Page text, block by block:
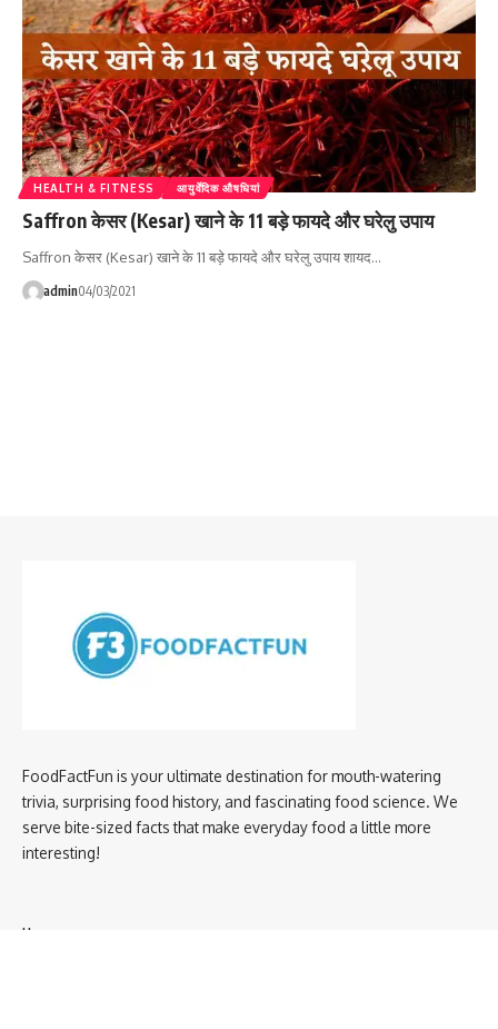
HEALTH & FITNESS आयुर्वेदिक औषधियां
Saffron केसर (Kesar) खाने के 11 बड़े फायदे और घरेलु उपाय
Saffron केसर (Kesar) खाने के 11 बड़े फायदे और घरेलु उपाय शायद…
admin04/03/2021
FoodFactFun is your ultimate destination for mouth-watering
trivia, surprising food history, and fascinating food science. We
serve bite-sized facts that make everyday food a little more
interesting!
Home